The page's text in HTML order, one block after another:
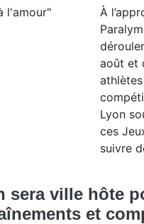
l'amour"
À
août et
Lyon
ces
suivre
sera ville hôte
et